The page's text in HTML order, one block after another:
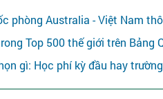
phòng Australia - Việt Nam
Top 500 thế giới trên Bảng
gì: Học phí kỳ đầu hay